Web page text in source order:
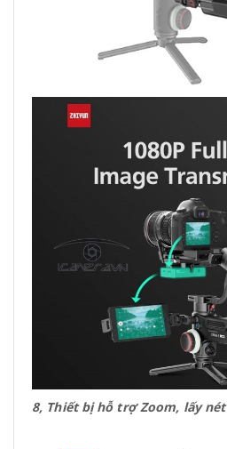
8, Thiết bị hỗ trợ Zoom, lấy nét